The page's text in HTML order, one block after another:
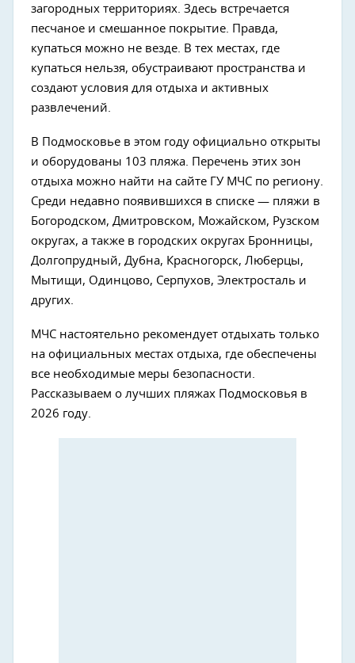
загородных территориях. Здесь встречается
песчаное и смешанное покрытие. Правда,
купаться можно не везде. В тех местах, где
купаться нельзя, обустраивают пространства и
создают условия для отдыха и активных
развлечений.
В Подмосковье в этом году официально открыты
и оборудованы 103 пляжа. Перечень этих зон
отдыха можно найти на сайте ГУ МЧС по региону.
Среди недавно появившихся в списке — пляжи в
Богородском, Дмитровском, Можайском, Рузском
округах, а также в городских округах Бронницы,
Долгопрудный, Дубна, Красногорск, Люберцы,
Мытищи, Одинцово, Серпухов, Электросталь и
других.
МЧС настоятельно рекомендует отдыхать только
на официальных местах отдыха, где обеспечены
все необходимые меры безопасности.
Рассказываем о лучших пляжах Подмосковья в
2026 году.